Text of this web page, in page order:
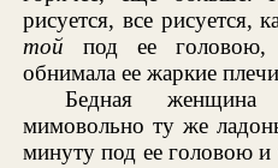
рисуется, все рисуется,
тойпод ее головою,
обнимала ее жаркие
Бедная женщина
мимовольно ту же
минуту под ее головою и